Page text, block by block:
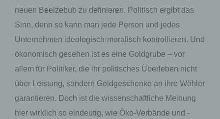
neuen Beelzebub zu definieren. Politisch ergibt das
Sinn, denn so kann man jede Person und jedes
Unternehmen ideologisch-moralisch kontrollieren. Und
ökonomisch gesehen ist es eine Goldgrube – vor
allem für Politiker, die ihr politisches Überleben nicht
über Leistung, sondern Geldgeschenke an ihre Wähler
garantieren. Doch ist die wissenschaftliche Meinung
hier wirklich so eindeutig, wie Öko-Verbände und -